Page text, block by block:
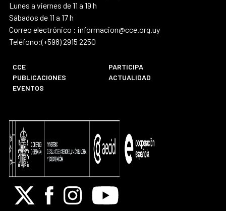
Lunes a viernes de 11 a 19 h
Sábados de 11 a 17 h
Correo electrónico : informacion@cce.org.uy
Teléfono:(+598) 2915 2250
CCE
PARTICIPA
PUBLICACIONES
ACTUALIDAD
EVENTOS
X FacebookInstagramYoutube